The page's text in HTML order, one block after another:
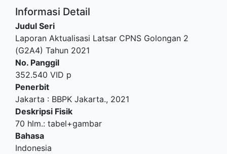
Informasi Detail
Judul Seri
Laporan Aktualisasi Latsar CPNS Golongan 2
(G2A4) Tahun 2021
No. Panggil
352.540 VID p
Penerbit
Jakarta : BBPK Jakarta., 2021
Deskripsi Fisik
70 hlm.: tabel+gambar
Bahasa
Indonesia